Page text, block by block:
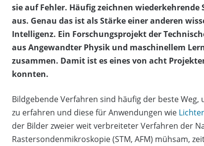
sie auf Fehler. Häufig zeichnen
aus. Genau das ist als Stärke einer anderen
Intelligenz. Ein Forschungsprojekt der
aus Angewandter Physik und maschinellem
zusammen. Damit ist es eines von acht
konnten.
Bildgebende Verfahren sind häufig der beste
zu erfahren und diese für Anwendungen wie
der Bilder zweier weit verbreiteter Verfahren der
Rastersondenmikroskopie (STM, AFM) mühsam,